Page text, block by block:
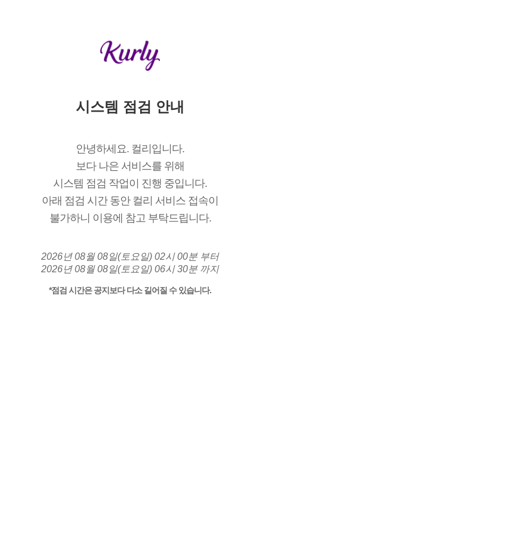
시스템 점검 안내
안녕하세요. 컬리입니다.
보다 나은 서비스를 위해
시스템 점검 작업이 진행 중입니다.
아래 점검 시간 동안 컬리 서비스 접속이
불가하니 이용에 참고 부탁드립니다.
2026년 08월 08일(토요일) 02시 00분 부터
2026년 08월 08일(토요일) 06시 30분 까지
*점검 시간은 공지보다 다소 길어질 수 있습니다.